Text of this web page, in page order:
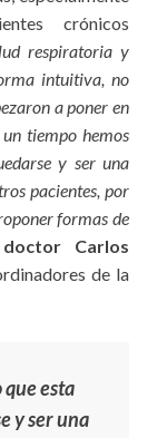
crónicos
respiratoria y
intuitiva, no
a poner en
tiempo hemos
y ser una
pacientes, por
formas de
doctor Carlos
de la
esta
y ser una